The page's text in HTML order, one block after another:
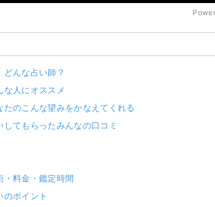
んな占い師？
人にオススメ
のこんな望みをかなえてくれる
てもらったみんなの口コミ
・料金・鑑定時間
ポイント